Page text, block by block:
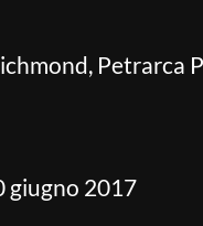
Petrarca
giugno 2017